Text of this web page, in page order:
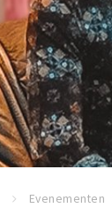
Evenementen